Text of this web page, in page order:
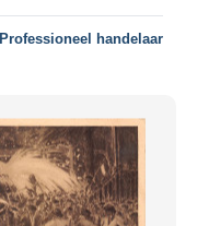
Professioneel handelaar